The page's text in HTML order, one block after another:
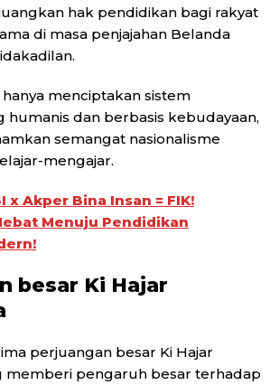
hak pendidikan bagi rakyat
di masa penjajahan Belanda
hanya menciptakan sistem
humanis dan berbasis kebudayaan,
semangat nasionalisme
mengajar.
x Akper Bina Insan = FIK!
Menuju Pendidikan
besar Ki Hajar
perjuangan besar Ki Hajar
memberi pengaruh besar terhadap